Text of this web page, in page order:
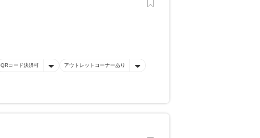
QRコード決済可 アウトレットコーナーあり